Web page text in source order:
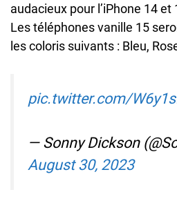
audacieux pour l’iPhone 14
Les téléphones vanille 15
les coloris suivants : Bleu,
pic.twitter.com/
— Sonny Dickson
August 30, 2023